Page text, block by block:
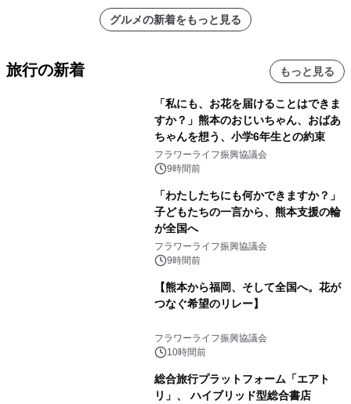
グルメの新着をもっと見る
旅行の新着 もっと見る
「私にも、お花を届けることはできま
すか？」熊本のおじいちゃん、おばあ
ちゃんを想う、小学6年生との約束
フラワーライフ振興協議会
9時間前
「わたしたちにも何かできますか？」
子どもたちの一言から、熊本支援の輪
が全国へ
フラワーライフ振興協議会
9時間前
【熊本から福岡、そして全国へ。花が
つなぐ希望のリレー】
フラワーライフ振興協議会
10時間前
総合旅行プラットフォーム「エアト
リ」、 ハイブリッド型総合書店